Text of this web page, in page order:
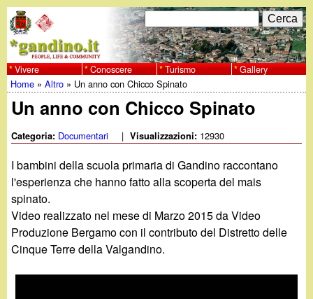
al
contenuto
principale
w
w
w
.
g
a
n
F
o
r
m
d
i
i
c
e
C
e
r
c
a
Vivere Conoscere Turismo Gallery
Tu
sei
qui
Home »Altro » Un anno con Chicco Spinato
Un anno con Chicco Spinato
Categoria: Documentari | Visualizzazioni: 12930
I bambini della scuola primaria di Gandino raccontano
l'esperienza che hanno fatto alla scoperta del mais
spinato.
Video realizzato nel mese di Marzo 2015 da Video
Produzione Bergamo con il contributo del Distretto delle
Cinque Terre della Valgandino.